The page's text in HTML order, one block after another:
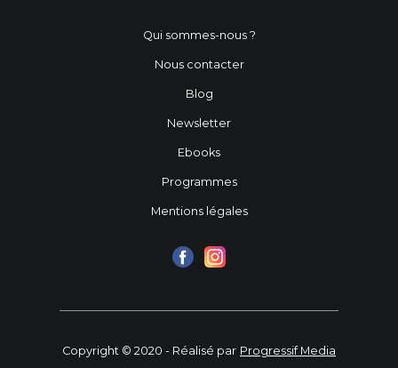
Qui sommes-nous ?
Nous contacter
Blog
Newsletter
Ebooks
Programmes
Mentions légales
Copyright © 2020 - Réalisé par Progressif Media